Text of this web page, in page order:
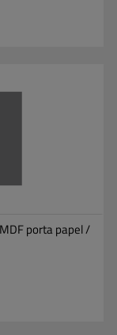
porta papel /